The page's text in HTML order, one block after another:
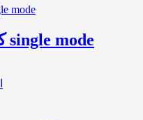
کابل فیبر نوری 24 کر single mode